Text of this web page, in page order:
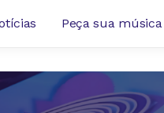
Peça sua música